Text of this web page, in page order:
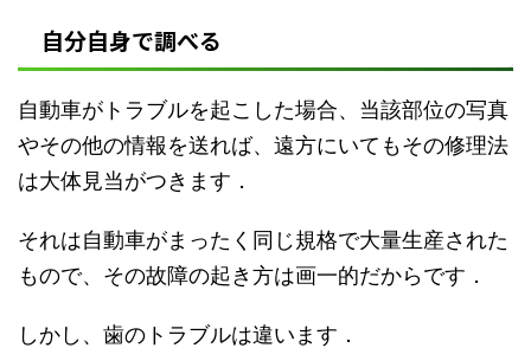
自分自身で調べる
自動車がトラブルを起こした場合、当該部位の写真
やその他の情報を送れば、遠方にいてもその修理法
は大体見当がつきます．
それは自動車がまったく同じ規格で大量生産された
もので、その故障の起き方は画一的だからです．
しかし、歯のトラブルは違います．